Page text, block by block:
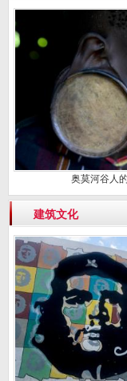
奥莫河谷人
建筑文化